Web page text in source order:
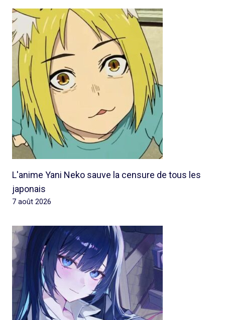
L'anime Yani Neko sauve la censure de tous les
japonais
7 août 2026